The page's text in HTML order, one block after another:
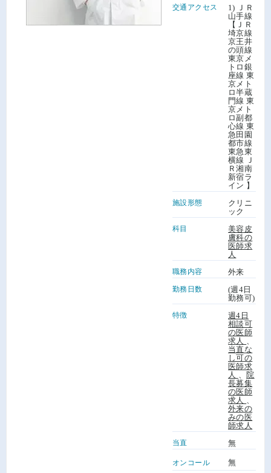
交通アクセス
1) ＪＲ
山手線
【ＪＲ
埼京線
京王井
の頭線
東京メ
トロ銀
座線 東
京メト
ロ半蔵
門線 東
京メト
ロ副都
心線 東
急田園
都市線
東急東
横線 Ｊ
Ｒ湘南
新宿ラ
イン 】
施設形態
クリニ
ック
科目
美容皮
膚科の
医師求
人
職務内容 外来
勤務日数
(週4日
勤務可)
特徴
週4日
相談可
の医師
求人
当直な
し可の
医師求
人
院
長募集
の医師
求人
外来の
みの医
師求人
当直 無
オンコール 無